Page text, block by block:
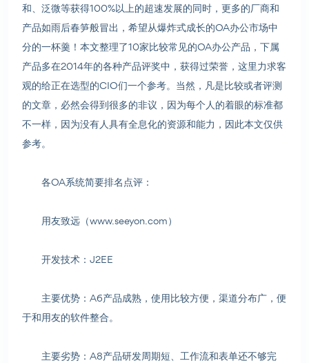
和、泛微等获得100%以上的超速发展的同时，更多的厂商和
产品如雨后春笋般冒出，希望从爆炸式成长的OA办公市场中
分的一杯羹！本文整理了10家比较常见的OA办公产品，下属
产品多在2014年的各种产品评奖中，获得过荣誉，这里力求客
观的给正在选型的CIO们一个参考。当然，凡是比较或者评测
的文章，必然会得到很多的非议，因为每个人的着眼的标准都
不一样，因为没有人具有全息化的资源和能力，因此本文仅供
参考。
各OA系统简要排名点评：
用友致远（www.seeyon.com）
开发技术：J2EE
主要优势：A6产品成熟，使用比较方便，渠道分布广，便
于和用友的软件整合。
主要劣势：A8产品研发周期短、工作流和表单还不够完